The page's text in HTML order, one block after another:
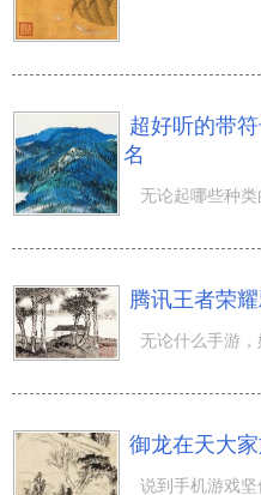
超好听的带
名
腾讯王者荣
御龙在天大